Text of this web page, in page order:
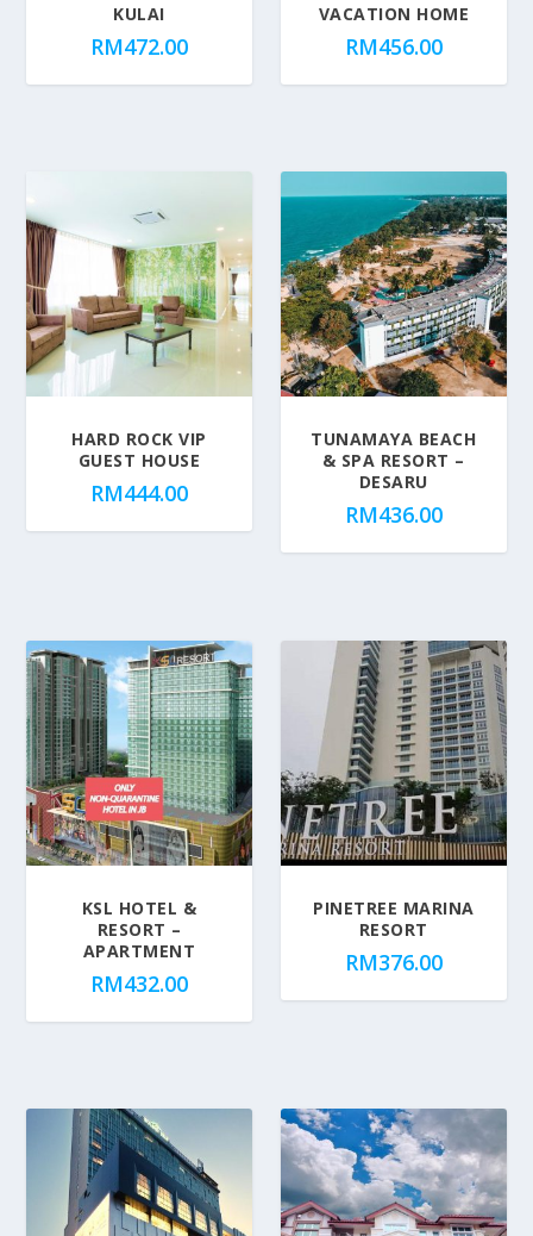
KULAI
RM472.00
VACATION HOME
RM456.00
HARD ROCK VIP
GUEST HOUSE
RM444.00
TUNAMAYA BEACH
& SPA RESORT –
DESARU
RM436.00
KSL HOTEL &
RESORT –
APARTMENT
RM432.00
PINETREE MARINA
RESORT
RM376.00